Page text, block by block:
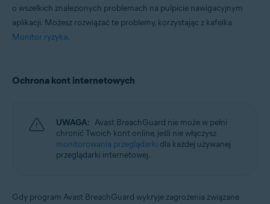
o wszelkich znalezionych problemach na pulpicie nawigacyjnym
aplikacji. Możesz rozwiązać te problemy, korzystając z kafelka
Monitor ryzyka.
Ochrona kont internetowych
UWAGA: Avast BreachGuard nie może w pełni
chronić Twoich kont online, jeśli nie włączysz
monitorowania przeglądarki dla każdej używanej
przeglądarki internetowej.
Gdy program Avast BreachGuard wykryje zagrożenia związane